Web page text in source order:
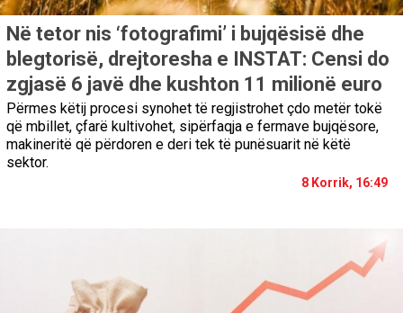
Në tetor nis ‘fotografimi’ i bujqësisë dhe
blegtorisë, drejtoresha e INSTAT: Censi do
zgjasë 6 javë dhe kushton 11 milionë euro
Përmes këtij procesi synohet të regjistrohet çdo metër tokë
që mbillet, çfarë kultivohet, sipërfaqja e fermave bujqësore,
makineritë që përdoren e deri tek të punësuarit në këtë
sektor.
8 Korrik, 16:49